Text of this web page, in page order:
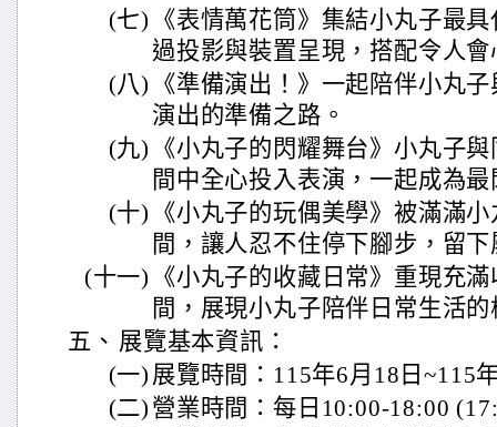
(七)
《表情萬花筒》集結小丸子最
過投影與裝置呈現，搭配令人
(八)
《準備演出！》一起陪伴小丸
演出的準備之路。
(九)
《小丸子的閃耀舞台》小丸子
間中全心投入表演，一起成為
(十)
《小丸子的玩偶美學》被滿滿
間，讓人忍不住停下腳步，留
(十一)
《小丸子的收藏日常》重現充
間，展現小丸子陪伴日常生活
五、 展覽基本資訊：
(一) 展覽時間：115年6月18日~115
(二) 營業時間：每日10:00-18:00